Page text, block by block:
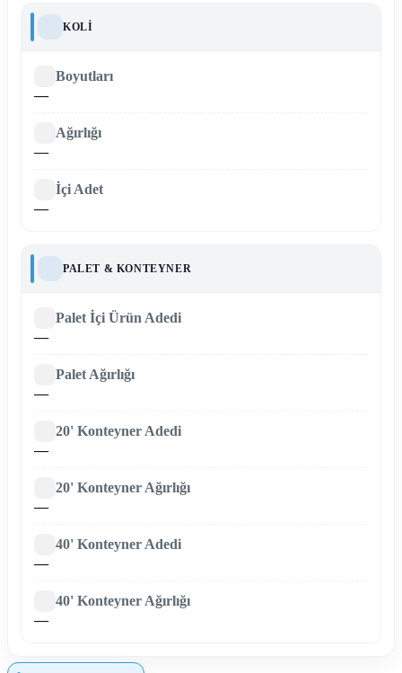
KOLI
Boyutları
—
Ağırlığı
—
İçi Adet
—
PALET & KONTEYNER
Palet İçi Ürün Adedi
—
Palet Ağırlığı
—
20' Konteyner Adedi
—
20' Konteyner Ağırlığı
—
40' Konteyner Adedi
—
40' Konteyner Ağırlığı
—